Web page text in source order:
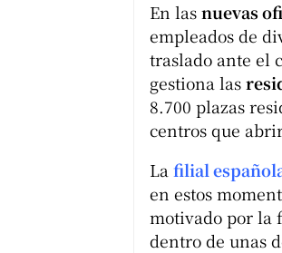
En las nuevas
empleados de
traslado ante el
gestiona las
8.700 plazas
centros que
La filial
en estos
motivado por la
dentro de unas